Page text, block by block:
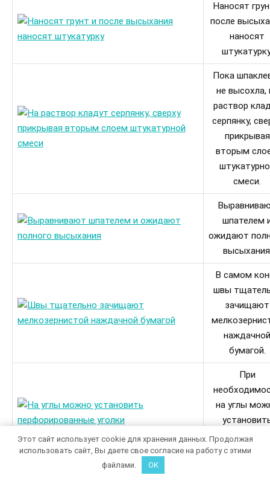
Наносят
после
наносят
Пока
не высохла,
раствор
серпянку,
прикрывая
вторым
смеси.
шпателем
ожидают
В самом
швы
зачищают
наждачной
бумагой.
При
на углы
уголки.
Этот сайт использует cookie для хранения данных. Продолжая
использовать сайт, Вы даете свое согласие на работу с этими
файлами.
OK